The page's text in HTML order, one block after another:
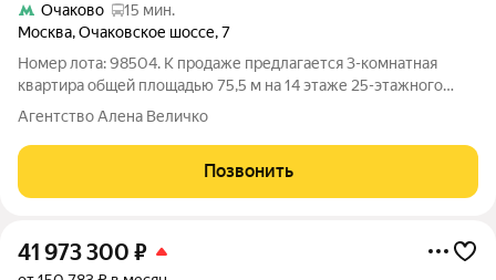
Очаково
15 мин.
Москва,Очаковское шоссе,7
Номер лота: 98504. К продаже предлагается 3-комнатная
квартира общей площадью 75,5 м на 14 этаже 25-этажного
дома. Отличная планировка квартиры. В квартире сделан
комфортного проживания. Дом сдан в
Агентство Алена Величко
Позвонить
41 973 300 ₽